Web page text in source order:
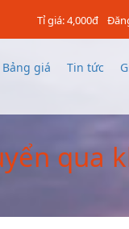
Tỉ giá: 4,000đ
Bảng giá Tin tức
qua